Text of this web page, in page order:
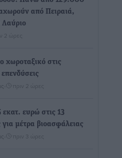
από Πειραιά,
2 ώρες
χωροταξικό στις
επενδύσεις
πριν 2 ώρες
ευρώ στις 13
για μέτρα βιοασφάλειας
πριν 3 ώρες